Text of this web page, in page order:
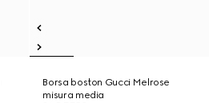
Borsa boston Gucci Melrose
misura media